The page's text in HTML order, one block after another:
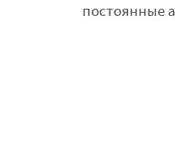
постоянные